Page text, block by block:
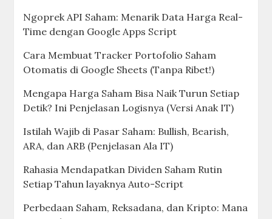
Ngoprek API Saham: Menarik Data Harga Real-
Time dengan Google Apps Script
Cara Membuat Tracker Portofolio Saham
Otomatis di Google Sheets (Tanpa Ribet!)
Mengapa Harga Saham Bisa Naik Turun Setiap
Detik? Ini Penjelasan Logisnya (Versi Anak IT)
Istilah Wajib di Pasar Saham: Bullish, Bearish,
ARA, dan ARB (Penjelasan Ala IT)
Rahasia Mendapatkan Dividen Saham Rutin
Setiap Tahun layaknya Auto-Script
Perbedaan Saham, Reksadana, dan Kripto: Mana